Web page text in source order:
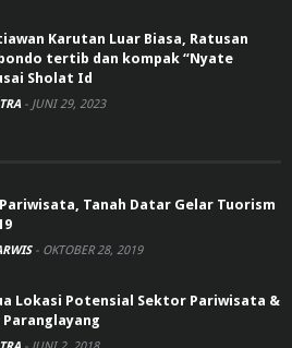
Karutan Luar Biasa, Ratusan
tertib dan kompak “Nyate
Sholat Id
- JUNI 29, 2023
Tanah Datar Gelar Tuorism
- OKTOBER 28, 2019
Lokasi Potensial Sektor Pariwisata &